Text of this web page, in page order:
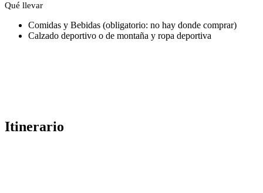
Qué llevar
Comidas y Bebidas (obligatorio: no hay donde comprar)
Calzado deportivo o de montaña y ropa deportiva
Itinerario